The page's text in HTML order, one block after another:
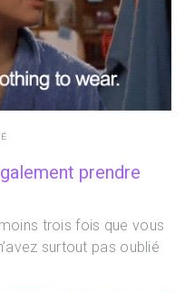
prendre
trois fois que vous
surtout pas oublié